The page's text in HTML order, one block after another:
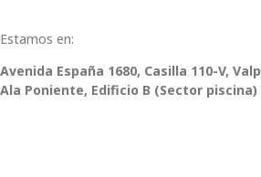
Estamos en:
Avenida España 1680, Casilla 110-V,
Ala Poniente, Edificio B (Sector piscina)